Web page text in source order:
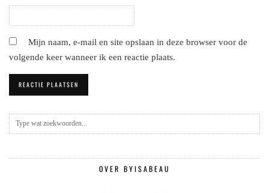
Mijn naam, e-mail en site opslaan in deze browser voor de
volgende keer wanneer ik een reactie plaats.
OVER BYISABEAU